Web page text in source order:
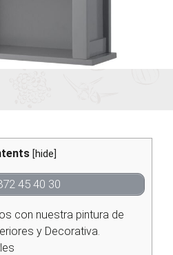
[hide
45 40 30
con nuestra pintura de
y Decorativa.